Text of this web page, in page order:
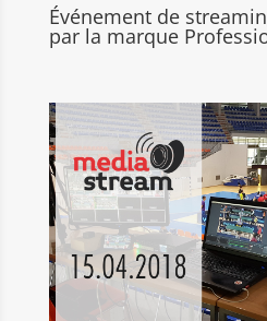
Événement de
par la marque